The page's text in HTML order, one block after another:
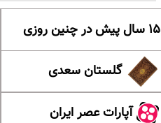
۱۵ سال پیش در چنین روزی
گلستان سعدی
آپارات عصر ایران